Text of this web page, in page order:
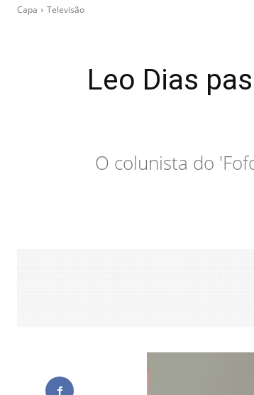
Capa Televisão
Leo Dias
O colunista do